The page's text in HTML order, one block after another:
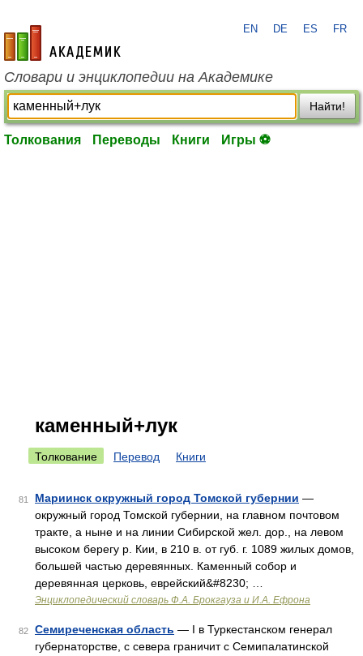
academic.ru
EN DE ES FR
Словари и энциклопедии на Академике
Найти!
Толкования Переводы Книги Игры ⚽
каменный+лук
Толкование Перевод Книги
81 Мариинск окружный город Томской губернии —
окружный город Томской губернии, на главном почтовом
тракте, а ныне и на линии Сибирской жел. дор., на левом
высоком берегу р. Кии, в 210 в. от губ. г. 1089 жилых домов,
большей частью деревянных. Каменный собор и
деревянная церковь, еврейский&#8230; …
Энциклопедический словарь Ф.А. Брокгауза и И.А. Ефрона
82 Семиреченская область — I в Туркестанском генерал
губернаторстве, с севера граничит с Семипалатинской